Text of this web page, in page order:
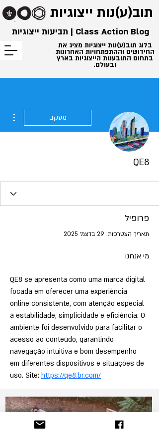
תוב(ע)נות ייצוגיות
בלוג תוב(ע)נות ייצוגיות מציג את
החידושים וההתפתחויות האחרונות
בתחום התובענות הייצוגיות בארץ
ובעולם.
Class Action Blog | תביעות ייצוגיות
מעקב
QE8
פרופיל
תאריך הצטרפות: 29 בדצמ׳ 2025
מי אנחנו
QE8 se apresenta como uma marca digital
focada em oferecer uma experiência
online consistente, com atenção especial
à estabilidade, simplicidade e eficiência. O
ambiente foi desenvolvido para facilitar o
acesso ao conteúdo, garantindo
navegação intuitiva e bom desempenho
em diferentes dispositivos e situações de
uso. Site: https://qe8.br.com/